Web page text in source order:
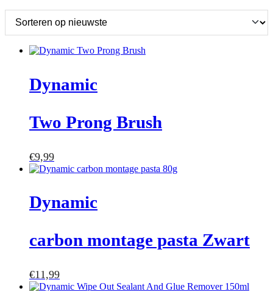
Dynamic
Two Prong Brush
€9,99
Dynamic
carbon montage pasta Zwart
€11,99